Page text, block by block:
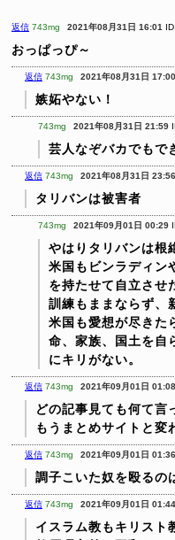
返信 743mg 2021年08月31日 16:01
おっぱっぴ～
返信 743mg 2021年08月31日 17:00
嫉妬やない！
743mg 2021年08月31日 21:59
芸人なぞバカでもで
返信 743mg 2021年08月31日 23:56
タリバンは被害者
743mg 2021年09月01日 00:29
やはりタリバンは根
米国もビンラディン
を持たせて自立させ
訓練もままならず、
米国も愛想が尽きた
命、家族、国土を自
にキリがない。
返信 743mg 2021年09月01日 01:08
どの記事見ても何て言
もうまとめサイトと変
返信 743mg 2021年09月01日 01:36
調子こいた奴を殴るの
返信 743mg 2021年09月01日 01:44
イスラム教もキリスト